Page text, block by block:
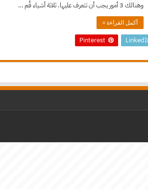
وهنالك 3 أمور يجب أن تتعرف عليها. ثلاثة أشياء قُم …
أكمل القراءة »
Pinterest